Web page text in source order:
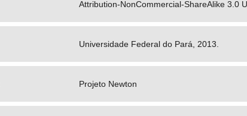
Attribution-NonCommercial-ShareAlike 3.0
Universidade Federal do Pará, 2013.
Projeto Newton